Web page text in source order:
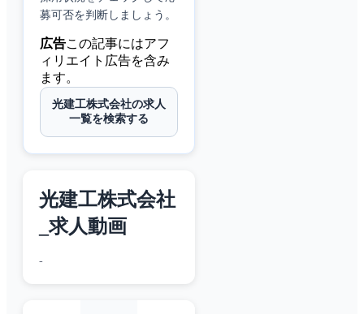
募可否を判断しましょう。
広告この記事にはアフ
ィリエイト広告を含み
ます。
光建工株式会社の求人
一覧を検索する
光建工株式会社
_求人動画
-